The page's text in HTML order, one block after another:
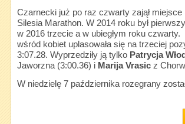
Czarnecki już po raz czwarty zajął miejsce
Silesia Marathon. W 2014 roku był
w 2016 trzecie a w ubiegłym roku czwarty.
wśród kobiet uplasowała się na trzeciej
3:07.28. Wyprzedziły ją tylko Patrycja
Jaworzna (3:00.36) i Marija Vrasicz
W niedzielę 7 października rozegrany